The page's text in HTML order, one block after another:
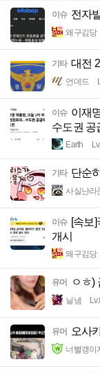
이슈 전자
왜구김당
기타 대전
언데드
이슈 이재
수도권 공
Earth
기타 단순
사실난라
이슈 [속보
개시
왜구김당
유머 ㅇㅎ)
닐냄
유머 오사
너빨갱이